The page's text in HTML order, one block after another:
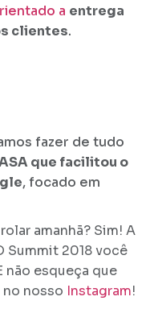
a entrega
clientes.
fazer de tudo
que facilitou o
, focado em
amanhã? Sim! A
Summit 2018 você
não esqueça que
nosso Instagram!